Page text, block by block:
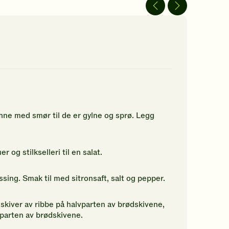
5
med smør til de er gylne og sprø. Legg
og stilkselleri til en salat.
Smak til med sitronsaft, salt og pepper.
av ribbe på halvparten av brødskivene,
av brødskivene.